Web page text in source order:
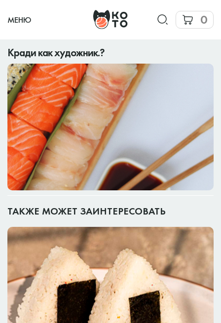
МЕНЮ 0
Кради как художник.?
ТАКЖЕ МОЖЕТ ЗАИНТЕРЕСОВАТЬ